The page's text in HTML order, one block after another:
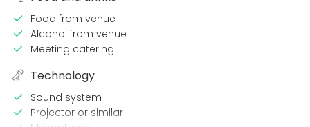
Food from venue
Alcohol from venue
Meeting catering
Technology
Sound system
Projector or similar